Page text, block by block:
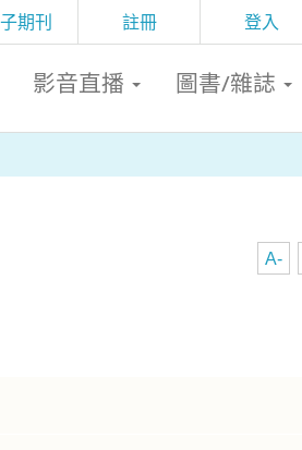
註冊 登入
期刊
影音直播 圖書/雜誌
A-